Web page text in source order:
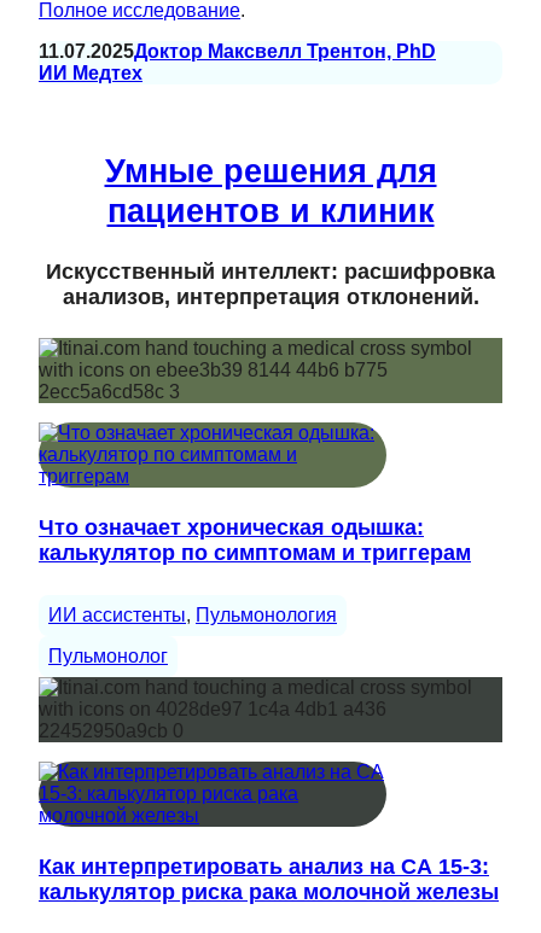
Полное исследование.
11.07.2025Доктор Максвелл Трентон, PhD
ИИ Медтех
Умные решения для
пациентов и клиник
Искусственный интеллект: расшифровка
анализов, интерпретация отклонений.
Что означает хроническая одышка:
калькулятор по симптомам и триггерам
ИИ ассистенты, Пульмонология
Пульмонолог
Как интерпретировать анализ на СА 15-3:
калькулятор риска рака молочной железы